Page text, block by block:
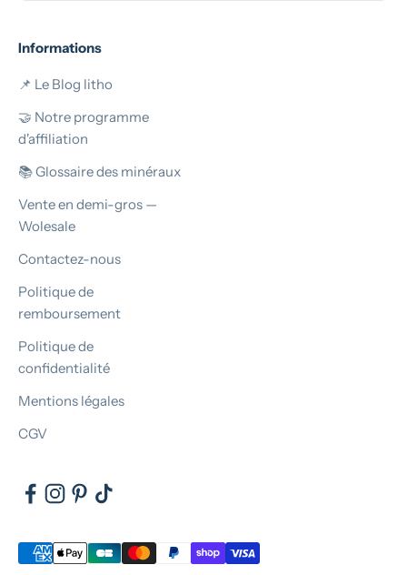
Informations
📌 Le Blog litho
🤝 Notre programme
d'affiliation
📚 Glossaire des minéraux
Vente en demi-gros —
Wolesale
Contactez-nous
Politique de
remboursement
Politique de
confidentialité
Mentions légales
CGV